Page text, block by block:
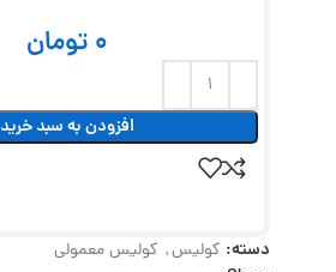
0 تومان
افزودن به سبد خرید
دسته: کولیس, کولیس معمولی